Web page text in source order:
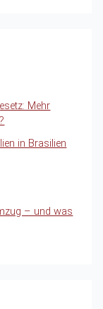
Mehr
in Brasilien
– und was